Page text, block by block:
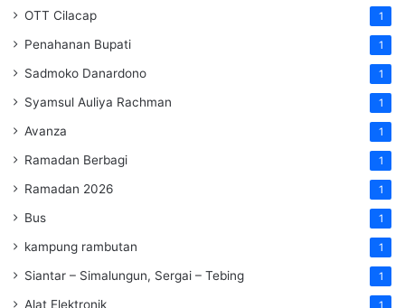
OTT Cilacap 1
Penahanan Bupati 1
Sadmoko Danardono 1
Syamsul Auliya Rachman 1
Avanza 1
Ramadan Berbagi 1
Ramadan 2026 1
Bus 1
kampung rambutan 1
Siantar – Simalungun, Sergai – Tebing 1
Alat Elektronik 1